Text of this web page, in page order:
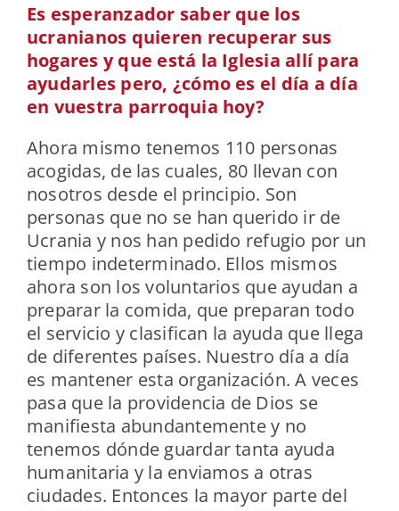
Es esperanzador saber que los
ucranianos quieren recuperar sus
hogares y que está la Iglesia allí para
ayudarles pero, ¿cómo es el día a día
en vuestra parroquia hoy?
Ahora mismo tenemos 110 personas
acogidas, de las cuales, 80 llevan con
nosotros desde el principio. Son
personas que no se han querido ir de
Ucrania y nos han pedido refugio por un
tiempo indeterminado. Ellos mismos
ahora son los voluntarios que ayudan a
preparar la comida, que preparan todo
el servicio y clasifican la ayuda que llega
de diferentes países. Nuestro día a día
es mantener esta organización. A veces
pasa que la providencia de Dios se
manifiesta abundantemente y no
tenemos dónde guardar tanta ayuda
humanitaria y la enviamos a otras
ciudades. Entonces la mayor parte del